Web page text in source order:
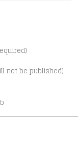
not be published)